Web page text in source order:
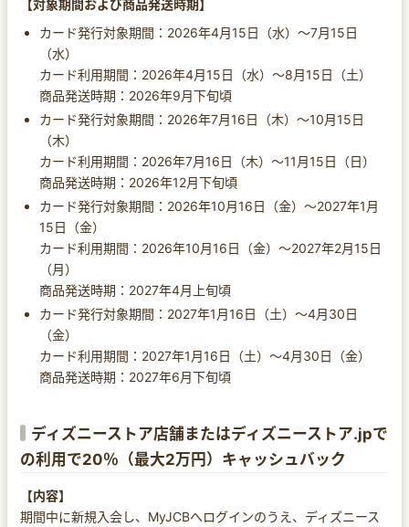
【対象期間および商品発送時期】
カード発行対象期間：2026年4月15日（水）～7月15日
（水）
カード利用期間：2026年4月15日（水）～8月15日（土）
商品発送時期：2026年9月下旬頃
カード発行対象期間：2026年7月16日（木）～10月15日
（木）
カード利用期間：2026年7月16日（木）～11月15日（日）
商品発送時期：2026年12月下旬頃
カード発行対象期間：2026年10月16日（金）～2027年1月
15日（金）
カード利用期間：2026年10月16日（金）～2027年2月15日
（月）
商品発送時期：2027年4月上旬頃
カード発行対象期間：2027年1月16日（土）～4月30日
（金）
カード利用期間：2027年1月16日（土）～4月30日（金）
商品発送時期：2027年6月下旬頃
ディズニーストア店舗またはディズニーストア.jpで
の利用で20％（最大2万円）キャッシュバック
【内容】
期間中に新規入会し、MyJCBへログインのうえ、ディズニース